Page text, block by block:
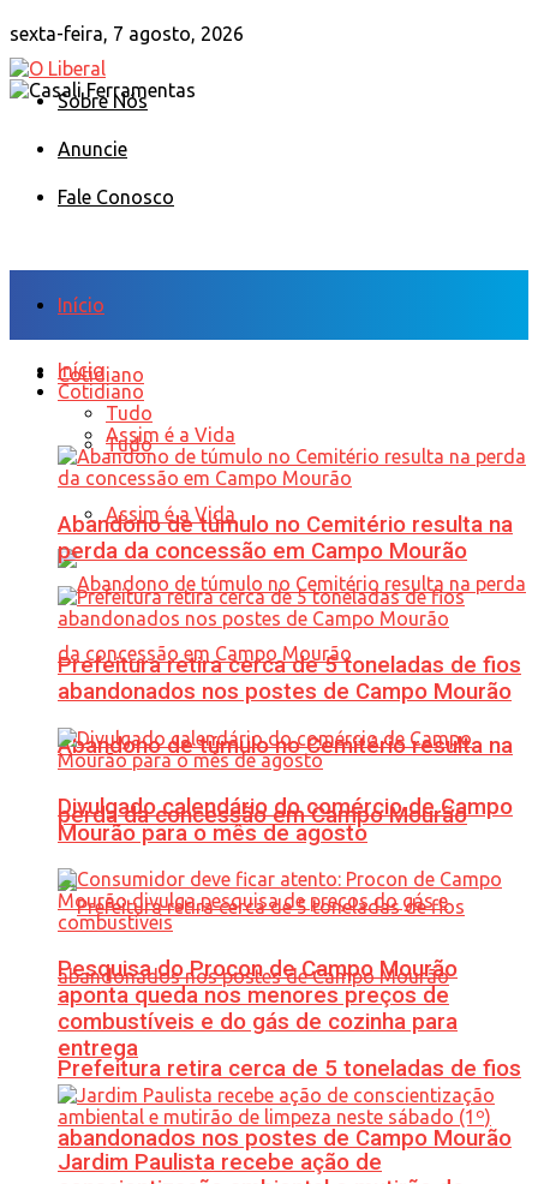
sexta-feira, 7 agosto, 2026
Sobre Nós
Anuncie
Fale Conosco
Início
Cotidiano
Tudo
Assim é a Vida
Abandono de túmulo no Cemitério resulta na
perda da concessão em Campo Mourão
Prefeitura retira cerca de 5 toneladas de fios
abandonados nos postes de Campo Mourão
Início
Cotidiano
Tudo
Assim é a Vida
Abandono de túmulo no Cemitério resulta na
perda da concessão em Campo Mourão
Prefeitura retira cerca de 5 toneladas de fios
abandonados nos postes de Campo Mourão
Divulgado calendário do comércio de Campo
Mourão para o mês de agosto
Pesquisa do Procon de Campo Mourão
aponta queda nos menores preços de
combustíveis e do gás de cozinha para
entrega
Jardim Paulista recebe ação de